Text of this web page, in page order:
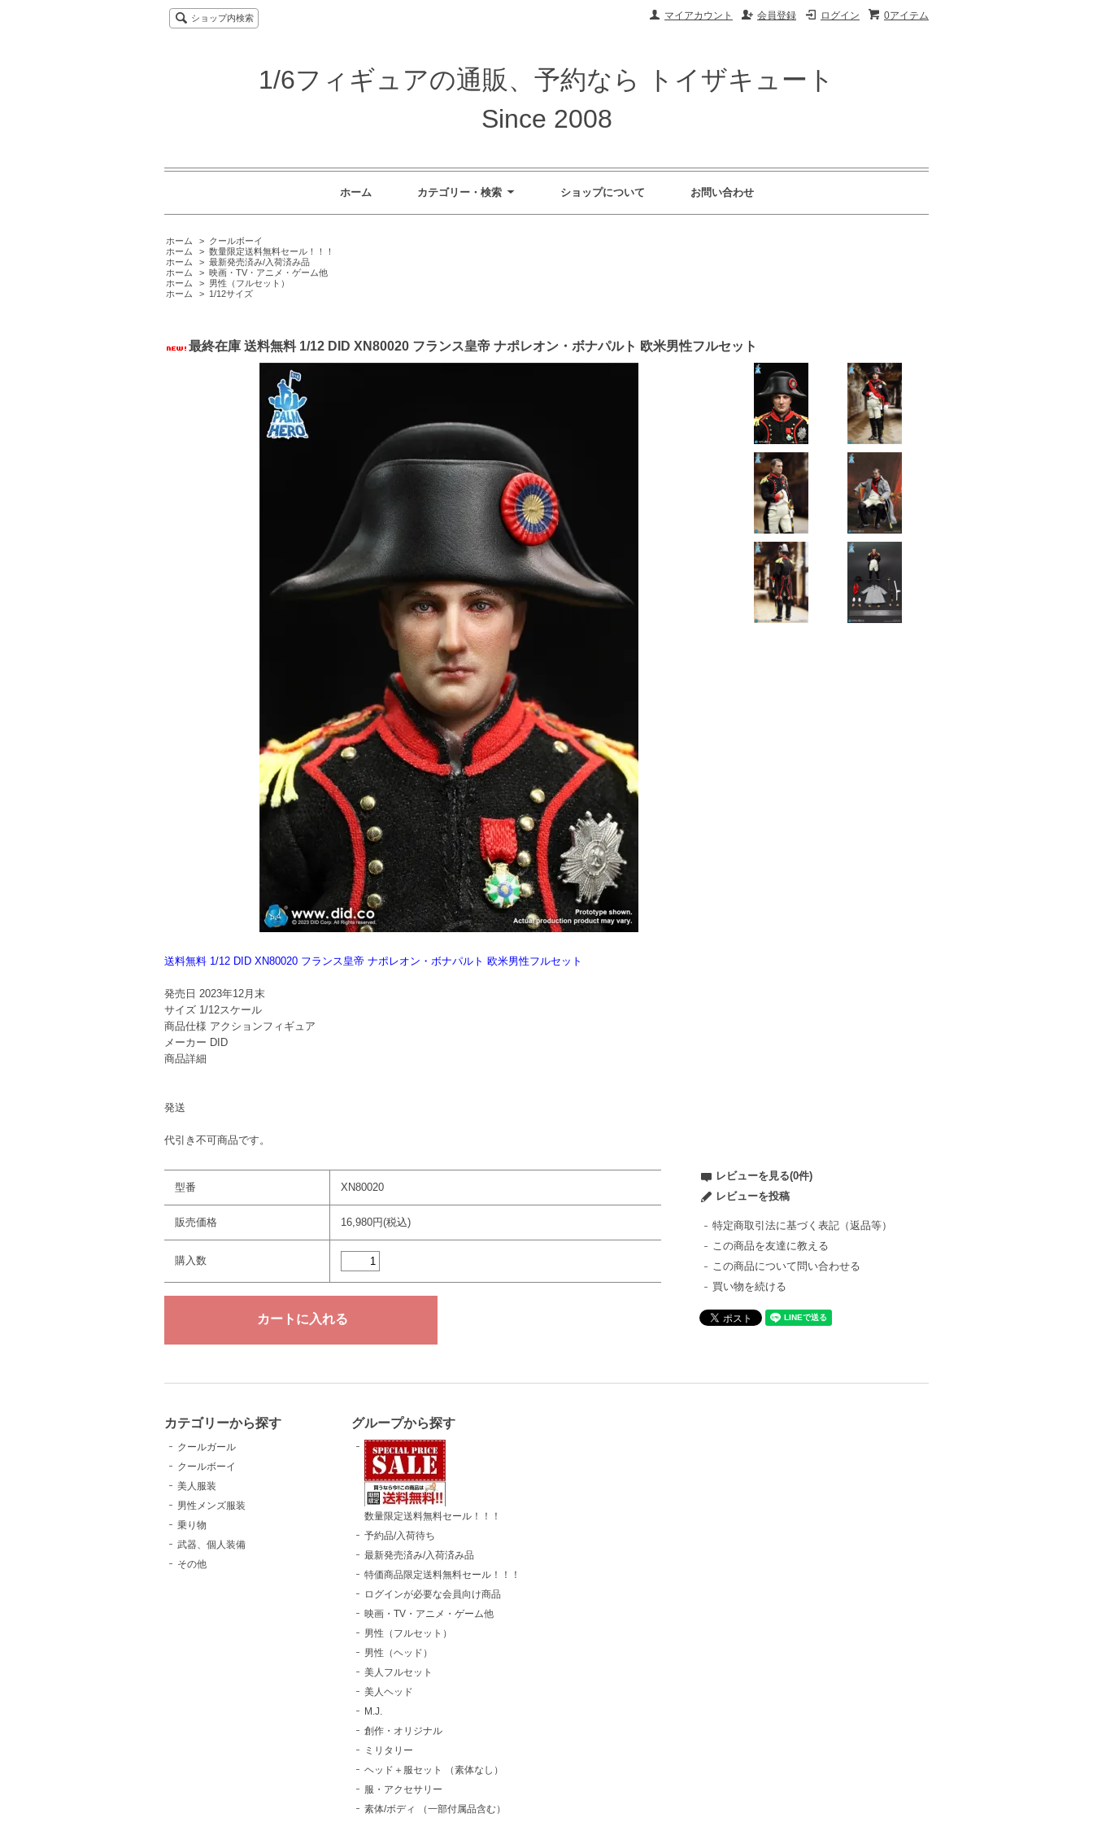
0アイテム
ログイン
会員登録
マイアカウント
ショップ内検索
1/6フィギュアの通販、予約なら トイザキュート
Since 2008
ホーム カテゴリー・検索 ショップについて お問い合わせ
ホーム > クールボーイ
ホーム
> 数量限定送料無料セール！！！
ホーム
> 最新発売済み/入荷済み品
ホーム
> 映画・TV・アニメ・ゲーム他
ホーム
> 男性（フルセット）
ホーム
> 1/12サイズ
最終在庫 送料無料 1/12 DID XN80020 フランス皇帝 ナポレオン・ボナパルト 欧米男性フルセット
送料無料 1/12 DID XN80020 フランス皇帝 ナポレオン・ボナパルト 欧米男性フルセット
発売日 2023年12月末
サイズ 1/12スケール
商品仕様 アクションフィギュア
メーカー DID
商品詳細
発送
代引き不可商品です。
型番 XN80020
販売価格 16,980円(税込)
購入数
レビューを見る(0件)
レビューを投稿
特定商取引法に基づく表記（返品等）
この商品を友達に教える
この商品について問い合わせる
買い物を続ける
カテゴリーから探す
クールガール
クールボーイ
美人服装
男性メンズ服装
乗り物
武器、個人装備
その他
グループから探す
数量限定送料無料セール！！！
予約品/入荷待ち
最新発売済み/入荷済み品
特価商品限定送料無料セール！！！
ログインが必要な会員向け商品
映画・TV・アニメ・ゲーム他
男性（フルセット）
男性（ヘッド）
美人フルセット
美人ヘッド
M.J.
創作・オリジナル
ミリタリー
ヘッド＋服セット （素体なし）
服・アクセサリー
素体/ボディ （一部付属品含む）